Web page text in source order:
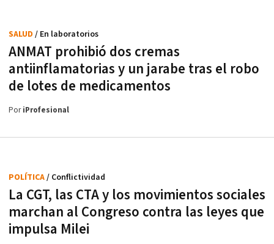
ANMAT prohibió dos cremas
antiinflamatorias y un jarabe tras el robo
de lotes de medicamentos
SALUD / En laboratorios
PoriProfesional
La CGT, las CTA y los movimientos sociales
marchan al Congreso contra las leyes que
impulsa Milei
POLÍTICA/ Conflictividad